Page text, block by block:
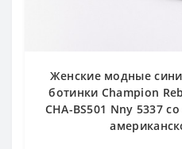
Женские модные
ботинки Champion
CHA-BS501 Nny 5337